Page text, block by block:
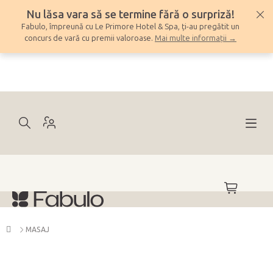
conținut
Nu lăsa vara să se termine fără o surpriză!
Fabulo, împreună cu Le Primore Hotel & Spa, ți-au pregătit un
concurs de vară cu premii valoroase. Mai multe informații →
COŞ
DE
Acasă
MASAJ